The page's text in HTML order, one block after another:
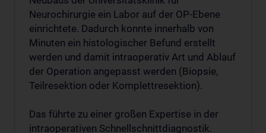
Neurochirurgie ein Labor auf der OP-Ebene
einrichtete. Dadurch konnte innerhalb von
Minuten ein histologischer Befund erstellt
werden und damit intraoperativ Art und Ablauf
der Operation angepasst werden (Biopsie,
Teilresektion oder Komplettresektion).
Das führte zu einer großen Expertise in der
intraoperativen Schnellschnittdiagnostik.